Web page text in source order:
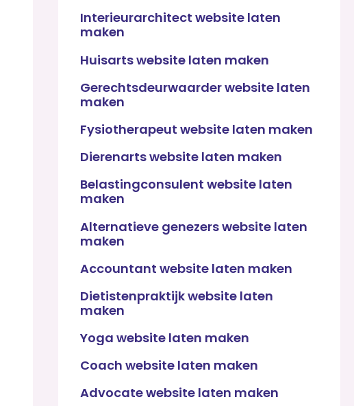
Interieurarchitect website laten
maken
Huisarts website laten maken
Gerechtsdeurwaarder website laten
maken
Fysiotherapeut website laten maken
Dierenarts website laten maken
Belastingconsulent website laten
maken
Alternatieve genezers website laten
maken
Accountant website laten maken
Dietistenpraktijk website laten
maken
Yoga website laten maken
Coach website laten maken
Advocate website laten maken